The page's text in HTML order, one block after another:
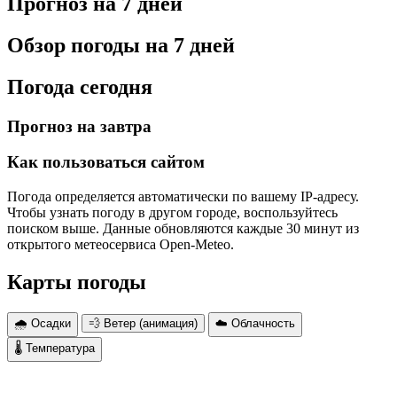
Обзор погоды на 7 дней
Погода сегодня
Прогноз на завтра
Как пользоваться сайтом
Погода определяется автоматически по вашему IP-адресу.
Чтобы узнать погоду в другом городе, воспользуйтесь
поиском выше. Данные обновляются каждые 30 минут из
открытого метеосервиса Open-Meteo.
Карты погоды
🌧 Осадки 💨 Ветер (анимация)
☁️ Облачность
🌡 Температура